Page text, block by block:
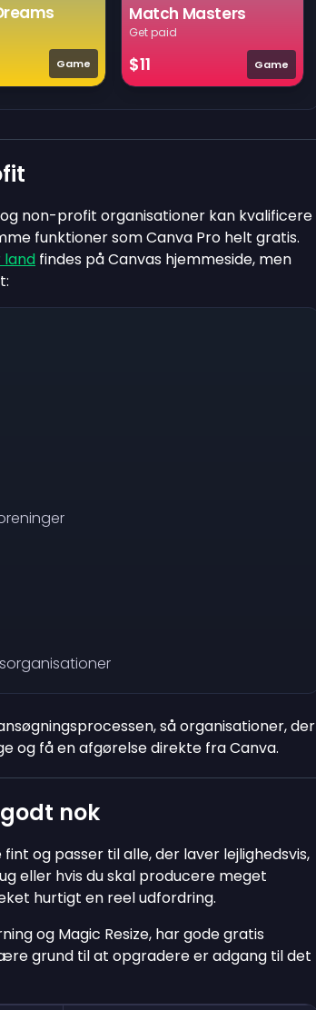
Game
Match Masters
Get paid
$11 Game
non-profit organisationer kan kvalificere
funktioner som Canva Pro helt gratis.
findes på Canvas hjemmeside, men
så organisationer, der
og få en afgørelse direkte fra Canva.
nok
og passer til alle, der laver lejlighedsvis,
eller hvis du skal producere meget
hurtigt en reel udfordring.
og Magic Resize, har gode gratis
grund til at opgradere er adgang til det